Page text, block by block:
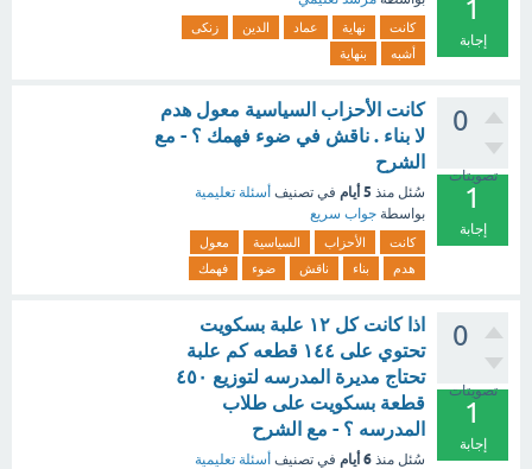
1
إجابة
كانت نهاية عماد الدين
زنكى
أشبه
بنهاية
0
تصويتات
1
إجابة
كانت الأحزاب السياسية معول هدم
لا بناء . ناقش في ضوء فهمك ؟ - مع
الشرح
سُئل منذ 5 أيام في تصنيف أسئلة تعليمية
بواسطة جواب سريع
كانت الأحزاب السياسية
معول
هدم
بناء ناقش ضوء فهمك
0
تصويتات
1
إجابة
اذا كانت كل ١٢ علبة بسكويت
تحتوي على ١٤٤ قطعه كم علبة
تحتاج مديرة المدرسه لتوزيع ٤٥٠
قطعة بسكويت على طلاب
المدرسه ؟ - مع الشرح
سُئل منذ 6 أيام في تصنيف أسئلة تعليمية